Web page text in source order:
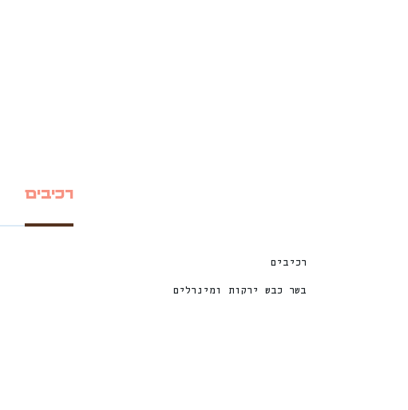
רכיבים
רכיבים
בשר כבש ירקות ומינרלים